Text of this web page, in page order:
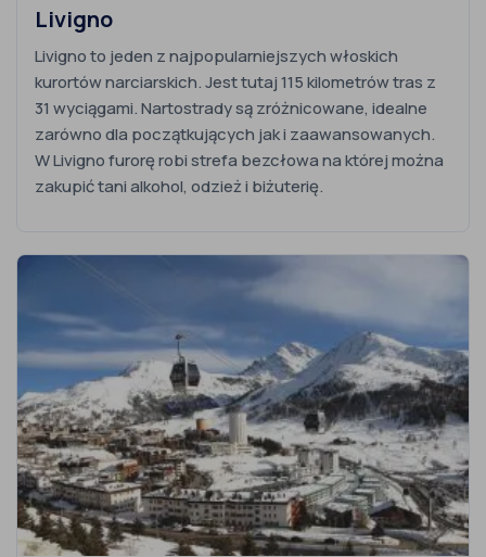
Livigno
Livigno to jeden z najpopularniejszych włoskich
kurortów narciarskich. Jest tutaj 115 kilometrów tras z
31 wyciągami. Nartostrady są zróżnicowane, idealne
zarówno dla początkujących jak i zaawansowanych.
W Livigno furorę robi strefa bezcłowa na której można
zakupić tani alkohol, odzież i biżuterię.